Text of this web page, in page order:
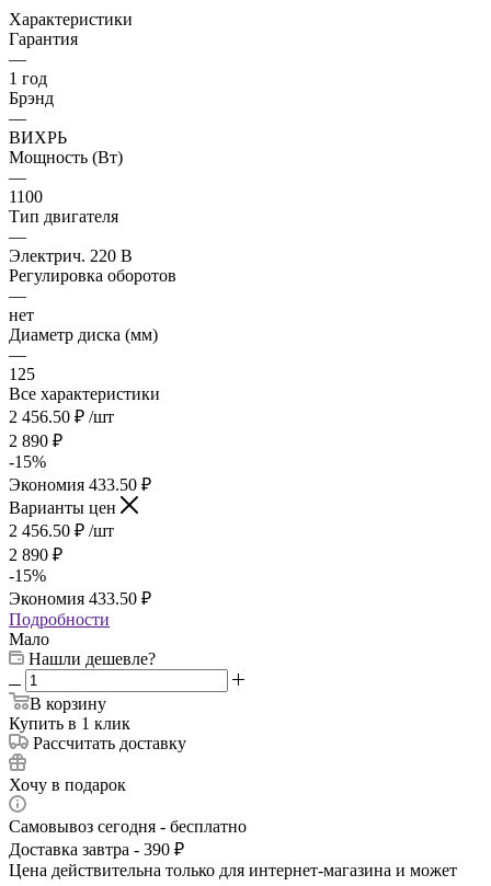
Характеристики
Гарантия
—
1 год
Брэнд
—
ВИХРЬ
Мощность (Вт)
—
1100
Тип двигателя
—
Электрич. 220 В
Регулировка оборотов
—
нет
Диаметр диска (мм)
—
125
Все характеристики
2 456.50 ₽ /шт
2 890 ₽
-15%
Экономия 433.50 ₽
Варианты цен
2 456.50 ₽ /шт
2 890 ₽
-15%
Экономия 433.50 ₽
Подробности
Мало
Нашли дешевле?
В корзину
Купить в 1 клик
Рассчитать доставку
Хочу в подарок
Самовывоз сегодня - бесплатно
Доставка завтра - 390 ₽
Цена действительна только для интернет-магазина и может